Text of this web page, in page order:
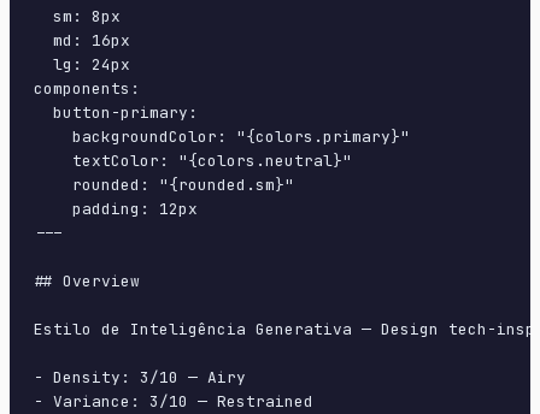
  sm: 8px
  md: 16px
  lg: 24px
components:
  button-primary:
    backgroundColor: "{colors.primary}"
    textColor: "{colors.neutral}"
    rounded: "{rounded.sm}"
    padding: 12px
---
## Overview
Estilo de Inteligência Generativa — Design tech-
- Density: 3/10 — Airy
- Variance: 3/10 — Restrained